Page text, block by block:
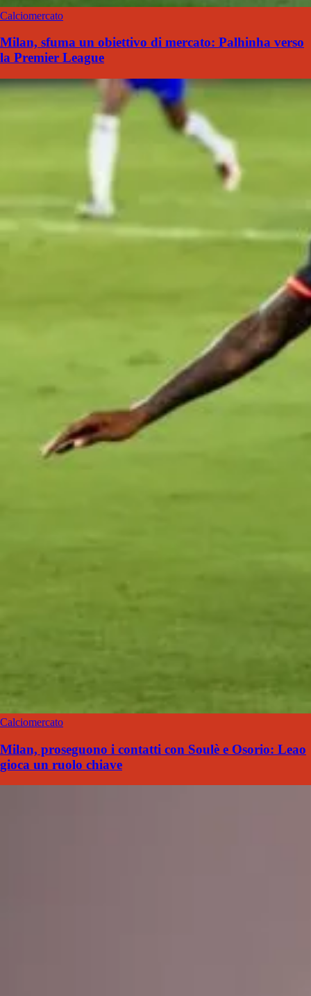
Calciomercato
Milan, sfuma un obiettivo di mercato: Palhinha verso
la Premier League
Calciomercato
Milan, proseguono i contatti con Soulè e Osorio: Leao
gioca un ruolo chiave